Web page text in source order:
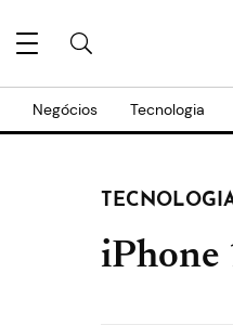
Negócios Tecnologia
iPhone